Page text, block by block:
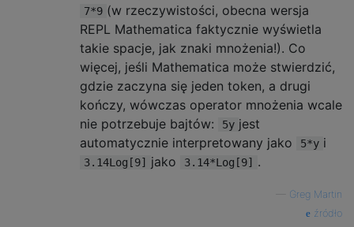
xw xw z qs xw bZ { xw k I z xw Xj }
qs xw bZ { vp qs xw Xj } hd
z vp                                        Get
xw xw z qs
divide: xw xw z qs
subtract: k I qs
xw bZ {
k I z qs k I vp
xw k ZA z yQ (not_ten)
hd qs xw Xj (divide)
7*9 (w rzeczywistości, obecna wersja
REPL Mathematica faktycznie wyświetla
takie spacje, jak znaki mnożenia!). Co
więcej, jeśli Mathematica może stwierdzić,
gdzie zaczyna się jeden token, a drugi
kończy, wówczas operator mnożenia wcale
nie potrzebuje bajtów:
5y jest
automatycznie interpretowany jako
5*y i
3.14Log[9] jako 3.14*Log[9] .
Greg Martin
źródło